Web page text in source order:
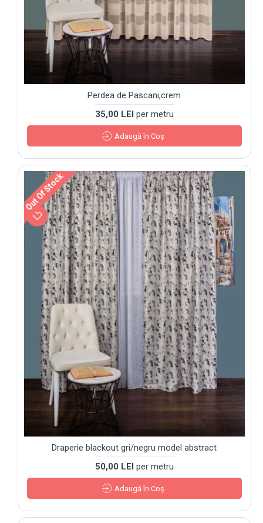
Perdea de Pascani,crem
35,00 LEI per metru
Adaugă în Coş
Out Of Stock
Draperie blackout gri/negru model abstract
50,00 LEI per metru
Adaugă în Coş